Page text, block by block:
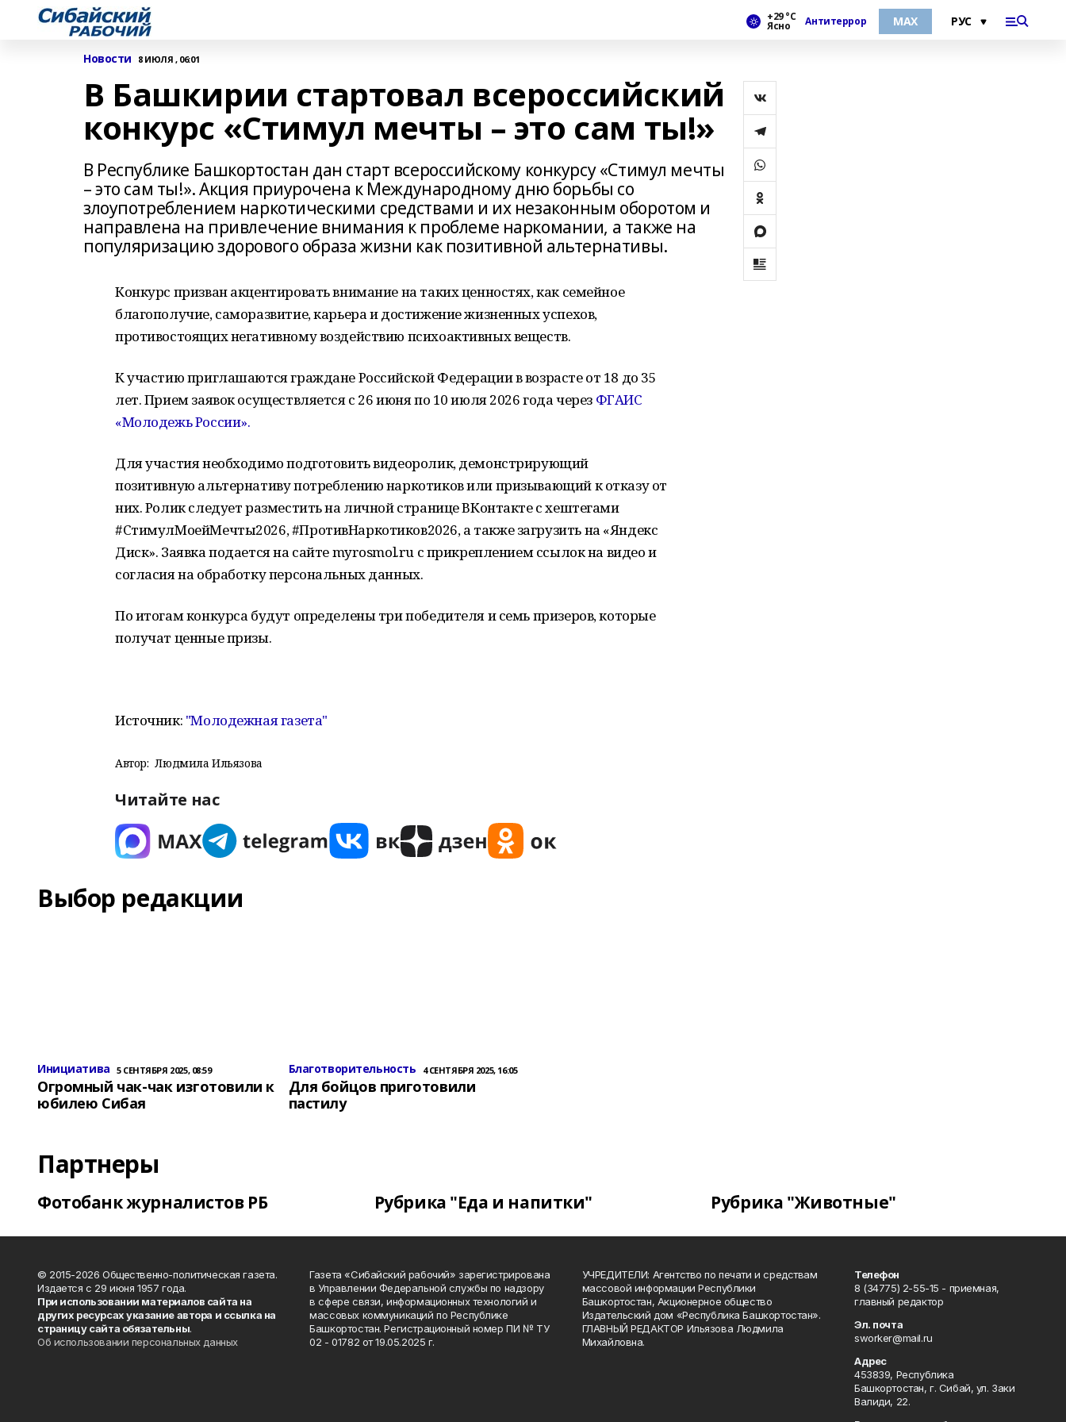
+29 °С
Ясно Антитеррор МАХ
Новости 8 ИЮЛЯ , 06:01
В Башкирии стартовал всероссийский
конкурс «Стимул мечты – это сам ты!»
В Республике Башкортостан дан старт всероссийскому конкурсу «Стимул мечты
– это сам ты!». Акция приурочена к Международному дню борьбы со
злоупотреблением наркотическими средствами и их незаконным оборотом и
направлена на привлечение внимания к проблеме наркомании, а также на
популяризацию здорового образа жизни как позитивной альтернативы.
Конкурс призван акцентировать внимание на таких ценностях, как семейное
благополучие, саморазвитие, карьера и достижение жизненных успехов,
противостоящих негативному воздействию психоактивных веществ.
К участию приглашаются граждане Российской Федерации в возрасте от 18 до 35
лет. Прием заявок осуществляется с 26 июня по 10 июля 2026 года через ФГАИС
«Молодежь России».
Для участия необходимо подготовить видеоролик, демонстрирующий
позитивную альтернативу потреблению наркотиков или призывающий к отказу от
них. Ролик следует разместить на личной странице ВКонтакте с хештегами
#СтимулМоейМечты2026, #ПротивНаркотиков2026, а также загрузить на «Яндекс
Диск». Заявка подается на сайте myrosmol.ru с прикреплением ссылок на видео и
согласия на обработку персональных данных.
По итогам конкурса будут определены три победителя и семь призеров, которые
получат ценные призы.
Источник: "Молодежная газета"
Автор: Людмила Ильязова
Читайте нас
Выбор редакции
Инициатива 5 СЕНТЯБРЯ 2025, 08:59
Огромный чак-чак изготовили к
юбилею Сибая
Благотворительность 4 СЕНТЯБРЯ 2025, 16:05
Для бойцов приготовили
пастилу
Партнеры
Фотобанк журналистов РБ Рубрика "Еда и напитки" Рубрика "Животные"
© 2015-2026 Общественно-политическая газета.
Издается с 29 июня 1957 года.
При использовании материалов сайта на
других ресурсах указание автора и ссылка на
страницу сайта обязательны.
Об использовании персональных данных
Газета «Сибайский рабочий» зарегистрирована
в Управлении Федеральной службы по надзору
в сфере связи, информационных технологий и
массовых коммуникаций по Республике
Башкортостан. Регистрационный номер ПИ № ТУ
02 - 01782 от 19.05.2025 г.
УЧРЕДИТЕЛИ: Агентство по печати и средствам
массовой информации Республики
Башкортостан, Акционерное общество
Издательский дом «Республика Башкортостан».
ГЛАВНЫЙ РЕДАКТОР Ильязова Людмила
Михайловна.
Телефон
8 (34775) 2-55-15 - приемная,
главный редактор
Эл. почта
sworker@mail.ru
Адрес
453839, Республика
Башкортостан, г. Сибай, ул. Заки
Валиди, 22.